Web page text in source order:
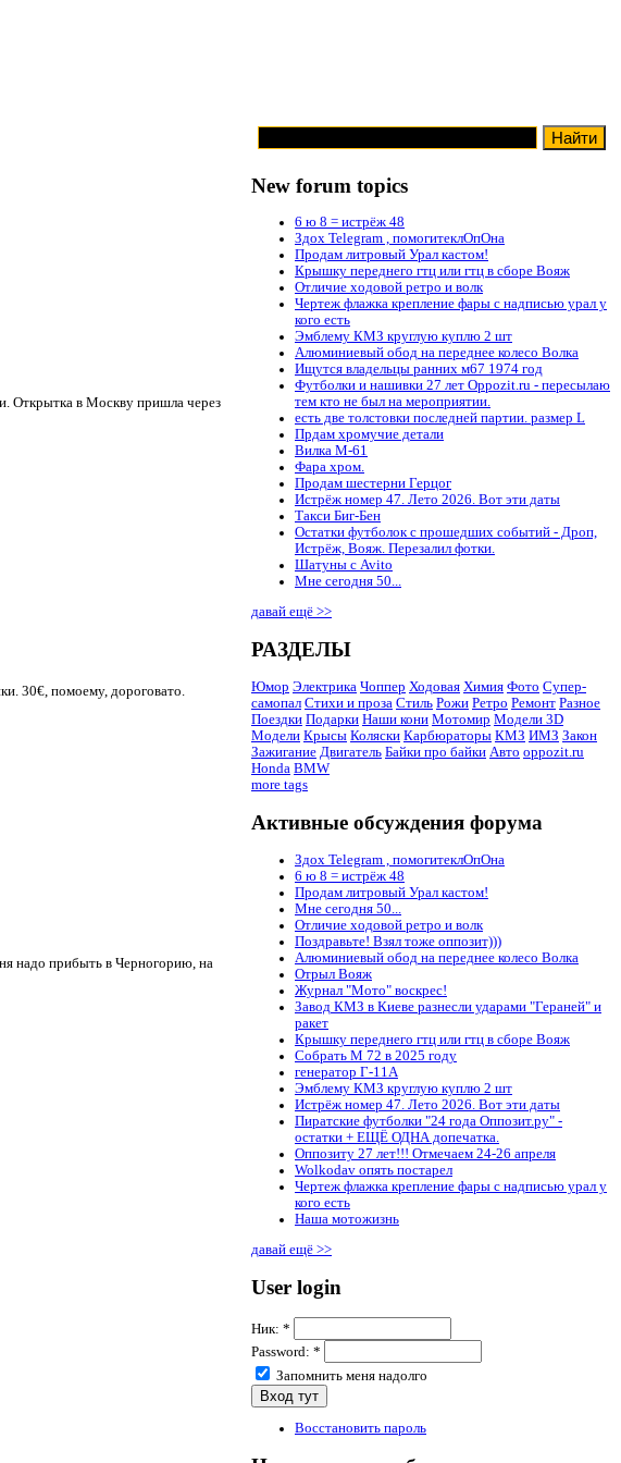
Открытка в Москву пришла через
30€, помоему, дороговато.
надо прибыть в Черногорию, на
New forum topics
6 ю 8 = истрёж 48
Здох Telegram , помогитеклОпОна
Продам литровый Урал кастом!
Крышку переднего гтц или гтц в сборе Вояж
Отличие ходовой ретро и волк
Чертеж флажка крепление фары с надписью урал у
кого есть
Эмблему КМЗ круглую куплю 2 шт
Алюминиевый обод на переднее колесо Волка
Ищутся владельцы ранних м67 1974 год
Футболки и нашивки 27 лет Oppozit.ru - пересылаю
тем кто не был на мероприятии.
есть две толстовки последней партии. размер L
Прдам хромучие детали
Вилка М-61
Фара хром.
Продам шестерни Герцог
Истрёж номер 47. Лето 2026. Вот эти даты
Такси Биг-Бен
Остатки футболок с прошедших событий - Дроп,
Истрёж, Вояж. Перезалил фотки.
Шатуны с Avito
Мне сегодня 50...
давай ещё >>
РАЗДЕЛЫ
Юмор Электрика Чоппер Ходовая Химия Фото Супер-
самопал Стихи и проза Стиль Рожи Ретро Ремонт Разное
Поездки Подарки Наши кони Мотомир Модели 3D
Модели Крысы Коляски Карбюраторы КМЗ ИМЗ Закон
Зажигание Двигатель Байки про байки Авто oppozit.ru
Honda BMW
more tags
Активные обсуждения форума
Здох Telegram , помогитеклОпОна
6 ю 8 = истрёж 48
Продам литровый Урал кастом!
Мне сегодня 50...
Отличие ходовой ретро и волк
Поздравьте! Взял тоже оппозит)))
Алюминиевый обод на переднее колесо Волка
Отрыл Вояж
Журнал "Мото" воскрес!
Завод КМЗ в Киеве разнесли ударами "Гераней" и
ракет
Крышку переднего гтц или гтц в сборе Вояж
Собрать М 72 в 2025 году
генератор Г-11А
Эмблему КМЗ круглую куплю 2 шт
Истрёж номер 47. Лето 2026. Вот эти даты
Пиратские футболки "24 года Оппозит.ру" -
остатки + ЕЩЁ ОДНА допечатка.
Оппозиту 27 лет!!! Отмечаем 24-26 апреля
Wolkodav опять постарел
Чертеж флажка крепление фары с надписью урал у
кого есть
Наша мотожизнь
давай ещё >>
User login
Ник: *
Password: *
Запомнить меня надолго
Восстановить пароль